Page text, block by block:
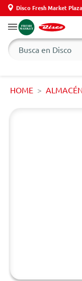
Disco Fresh Market
HOME